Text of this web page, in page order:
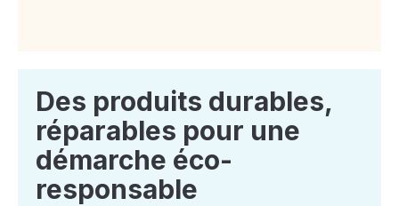
Des produits durables,
réparables pour une
démarche éco-
responsable